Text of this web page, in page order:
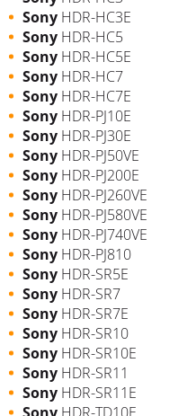
Sony HDR-HC3E
Sony HDR-HC5
Sony HDR-HC5E
Sony HDR-HC7
Sony HDR-HC7E
Sony HDR-PJ10E
Sony HDR-PJ30E
Sony HDR-PJ50VE
Sony HDR-PJ200E
Sony HDR-PJ260VE
Sony HDR-PJ580VE
Sony HDR-PJ740VE
Sony HDR-PJ810
Sony HDR-SR5E
Sony HDR-SR7
Sony HDR-SR7E
Sony HDR-SR10
Sony HDR-SR10E
Sony HDR-SR11
Sony HDR-SR11E